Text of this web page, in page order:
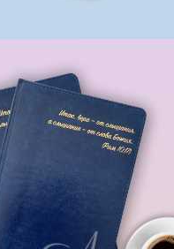
после утверждения макета и